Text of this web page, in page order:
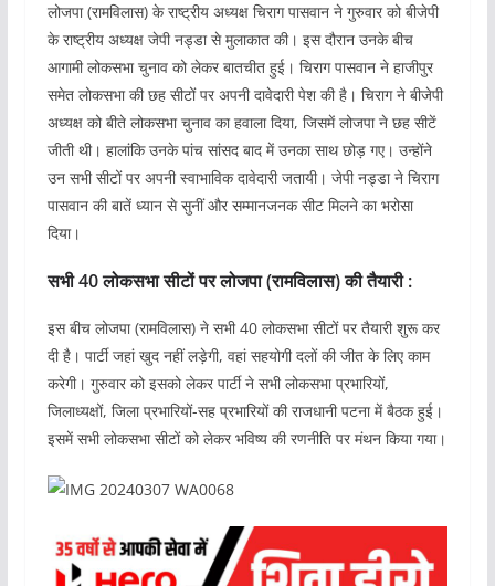
लोजपा (रामविलास) के राष्ट्रीय अध्यक्ष चिराग पासवान ने गुरुवार को बीजेपी
के राष्ट्रीय अध्यक्ष जेपी नड्डा से मुलाकात की। इस दौरान उनके बीच
आगामी लोकसभा चुनाव को लेकर बातचीत हुई। चिराग पासवान ने हाजीपुर
समेत लोकसभा की छह सीटों पर अपनी दावेदारी पेश की है। चिराग ने बीजेपी
अध्यक्ष को बीते लोकसभा चुनाव का हवाला दिया, जिसमें लोजपा ने छह सीटें
जीती थी। हालांकि उनके पांच सांसद बाद में उनका साथ छोड़ गए। उन्होंने
उन सभी सीटों पर अपनी स्वाभाविक दावेदारी जतायी। जेपी नड्डा ने चिराग
पासवान की बातें ध्यान से सुनीं और सम्मानजनक सीट मिलने का भरोसा
दिया।
सभी 40 लोकसभा सीटों पर लोजपा (रामविलास) की तैयारी :
इस बीच लोजपा (रामविलास) ने सभी 40 लोकसभा सीटों पर तैयारी शुरू कर
दी है। पार्टी जहां खुद नहीं लड़ेगी, वहां सहयोगी दलों की जीत के लिए काम
करेगी। गुरुवार को इसको लेकर पार्टी ने सभी लोकसभा प्रभारियों,
जिलाध्यक्षों, जिला प्रभारियों-सह प्रभारियों की राजधानी पटना में बैठक हुई।
इसमें सभी लोकसभा सीटों को लेकर भविष्य की रणनीति पर मंथन किया गया।